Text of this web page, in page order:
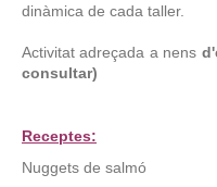
dinàmica de cada taller.
Activitat adreçada a nens
consultar)
Receptes:
Nuggets de salmó